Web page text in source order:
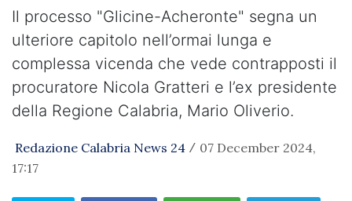
Il processo "Glicine-Acheronte" segna un
ulteriore capitolo nell’ormai lunga e
complessa vicenda che vede contrapposti il
procuratore Nicola Gratteri e l’ex presidente
della Regione Calabria, Mario Oliverio.
Redazione Calabria News 24 / 07 December 2024,
17:17